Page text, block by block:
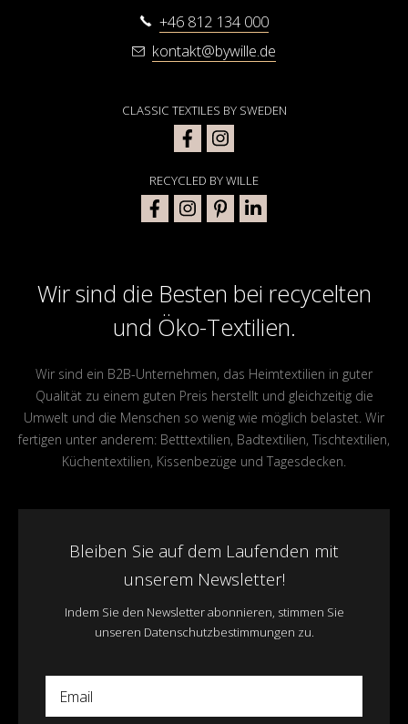
Wir sind die Besten bei recycelten
und Öko-Textilien.
Wir sind ein B2B-Unternehmen, das Heimtextilien in guter
Qualität zu einem guten Preis herstellt und gleichzeitig die
Umwelt und die Menschen so wenig wie möglich belastet. Wir
fertigen unter anderem: Betttextilien, Badtextilien, Tischtextilien,
Küchentextilien, Kissenbezüge und Tagesdecken.
Bleiben Sie auf dem Laufenden mit
unserem Newsletter!
Indem Sie den Newsletter abonnieren, stimmen Sie
unseren Datenschutzbestimmungen zu.
Email
+46 812 134 000
kontakt@bywille.de
CLASSIC TEXTILES BY SWEDEN
RECYCLED BY WILLE